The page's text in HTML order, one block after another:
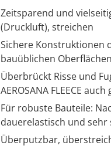
Zeitsparend und
(Druckluft), streichen
Sichere Konstruktionen
bauüblichen
Überbrückt Risse und
AEROSANA FLEECE
Für robuste Bauteile:
dauerelastisch und
Überputzbar,